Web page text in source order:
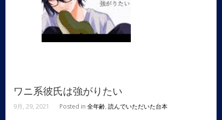
ワニ系彼氏は強がりたい
9月, 29, 2021 Posted in全年齢,読んでいただいた台本